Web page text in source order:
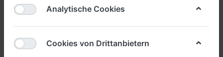
Analytische Cookies
Cookies von Drittanbietern